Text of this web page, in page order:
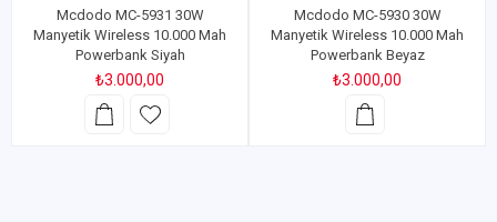
Mcdodo MC-5931 30W
Manyetik Wireless 10.000 Mah
Powerbank Siyah
₺3.000,00
Mcdodo MC-5930 30W
Manyetik Wireless 10.000 Mah
Powerbank Beyaz
₺3.000,00